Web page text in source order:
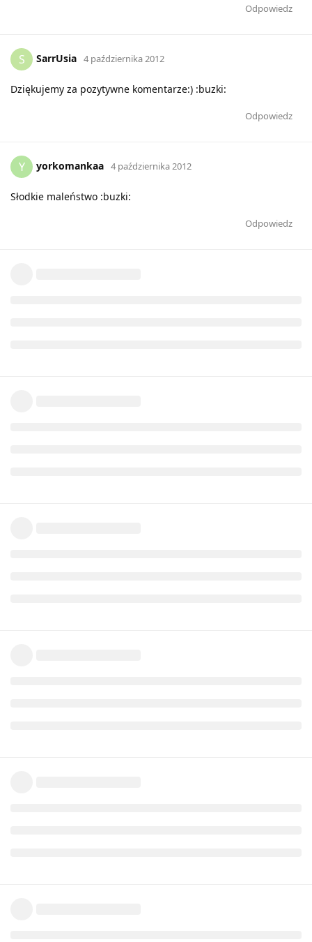
Odpowiedz
S SarrUsia 4 października 2012
Dziękujemy za pozytywne komentarze:) :buzki:
Odpowiedz
Y yorkomankaa 4 października 2012
Słodkie maleństwo :buzki:
Odpowiedz